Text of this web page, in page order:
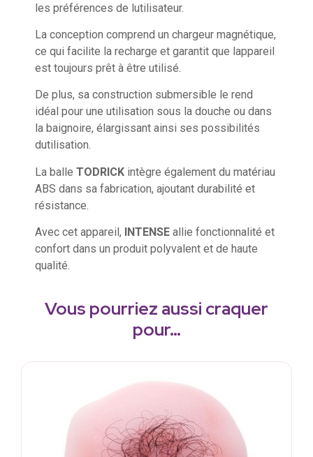
les préférences de lutilisateur.
La conception comprend un chargeur magnétique,
ce qui facilite la recharge et garantit que lappareil
est toujours prêt à être utilisé.
De plus, sa construction submersible le rend
idéal pour une utilisation sous la douche ou dans
la baignoire, élargissant ainsi ses possibilités
dutilisation.
La balle TODRICK intègre également du matériau
ABS dans sa fabrication, ajoutant durabilité et
résistance.
Avec cet appareil, INTENSE allie fonctionnalité et
confort dans un produit polyvalent et de haute
qualité.
Vous pourriez aussi craquer
pour…